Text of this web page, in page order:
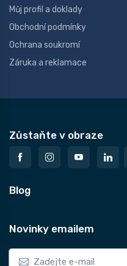
Můj profil a doklady
Obchodní podmínky
Ochrana soukromí
Záruka a reklamace
Zůstaňte v obraze
Blog
Novinky emailem